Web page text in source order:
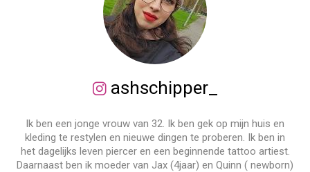
ashschipper_
Ik ben een jonge vrouw van 32. Ik ben gek op mijn huis en
kleding te restylen en nieuwe dingen te proberen. Ik ben in
het dagelijks leven piercer en een beginnende tattoo artiest.
Daarnaast ben ik moeder van Jax (4jaar) en Quinn ( newborn)